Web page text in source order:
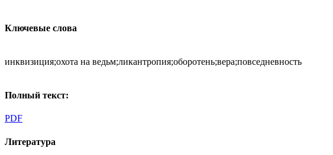
Ключевые слова
инквизиция;охота на ведьм;ликантропия;оборотень;вера;повседневность
Полный текст:
PDF
Литература